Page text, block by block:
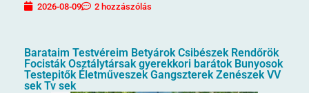
2026-08-09 2 hozzászólás
Barataim Testvéreim Betyárok Csibészek Rendőrök
Focisták Osztálytársak gyerekkori barátok Bunyosok
Testepitők Életműveszek Gangszterek Zenészek VV
sek Tv sek